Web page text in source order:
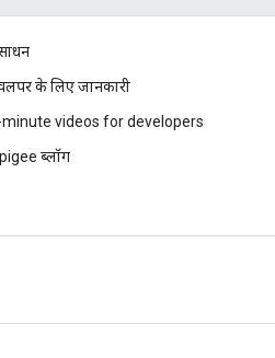
के लिए जानकारी
videos for developers
ब्लॉग